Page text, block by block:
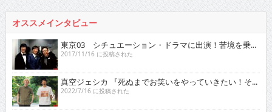
オススメインタビュー
東京03 シチュエーション・ドラマに出演！苦境を乗...
2017/11/16 に投稿された
真空ジェシカ 『死ぬまでお笑いをやっていきたい！そ...
2022/7/16 に投稿された